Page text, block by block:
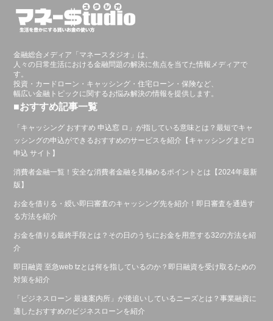
金融総合メディア「マネースタジオ」は、
人々の日常生活における金融問題の解決に焦点を当てた情報メディアで
す。
投資・カードローン・キャッシング・住宅ローン・保険など、
幅広い金融トピックに関するお悩み解決の情報を提供します。
■おすすめ記事一覧
「キャッシング おすすめ 申込窓 ロ」が指している意味とは？最短でキャ
ッシングの申込ができるおすすめのサービスを紹介【キャッシングまどロ
申込 サイト】
消費者金融一覧！安全な消費者金融を見極めるポイントとは【2024年最新
版】
お金を借りる・綬い即曰審査のキャッシング先を紹介！即日審査を通過す
る方法を紹介
お金を借りる最終手段とは？その日のうちにお金を用意する32の方法を紹
介
即日融資 至急web tzとは何を指しているのか？即日融資を受け取るための
対策を紹介
「ビジネスローン 最速案内所」が後追いしているニーズとは？事業融資に
適したおすすめのビジネスローンを紹介